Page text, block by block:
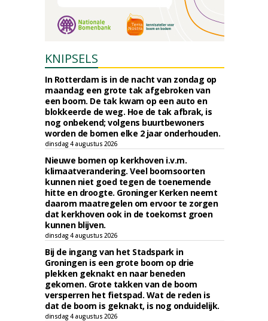
KNIPSELS
In Rotterdam is in de nacht van zondag op
maandag een grote tak afgebroken van
een boom. De tak kwam op een auto en
blokkeerde de weg. Hoe de tak afbrak, is
nog onbekend; volgens buurtbewoners
worden de bomen elke 2 jaar onderhouden.
dinsdag 4 augustus 2026
Nieuwe bomen op kerkhoven i.v.m.
klimaatverandering. Veel boomsoorten
kunnen niet goed tegen de toenemende
hitte en droogte. Groninger Kerken neemt
daarom maatregelen om ervoor te zorgen
dat kerkhoven ook in de toekomst groen
kunnen blijven.
dinsdag 4 augustus 2026
Bij de ingang van het Stadspark in
Groningen is een grote boom op drie
plekken geknakt en naar beneden
gekomen. Grote takken van de boom
versperren het fietspad. Wat de reden is
dat de boom is geknakt, is nog onduidelijk.
dinsdag 4 augustus 2026